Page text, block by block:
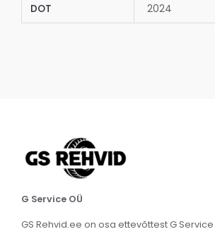
DOT 2024
G Service OÜ
GS Rehvid.ee on osa ettevõttest G